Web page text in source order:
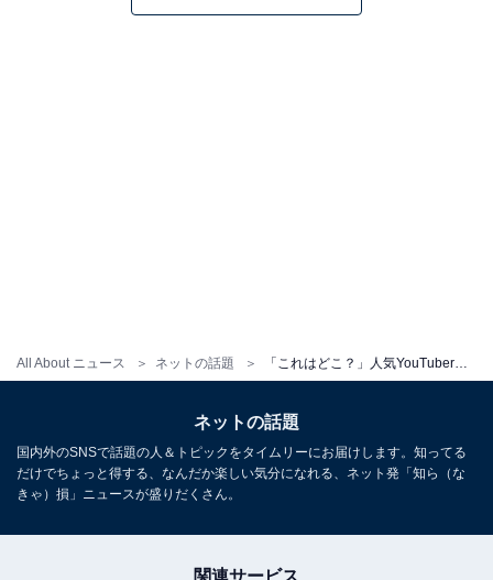
All About ニュース ネットの話題
ネットの話題
国内外のSNSで話題の人＆トピックをタイムリーにお届けします。知ってる
だけでちょっと得する、なんだか楽しい気分になれる、ネット発「知ら（な
きゃ）損」ニュースが盛りだくさん。
関連サービス